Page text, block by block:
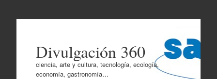
Divulgación 360
ciencia, arte y cultura, tecnología, ecología,
economía, gastronomía…